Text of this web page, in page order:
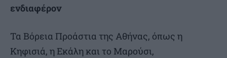
ενδιαφέρον
Τα Βόρεια Προάστια της Αθήνας, όπως η
Κηφισιά, η Εκάλη και το Μαρούσι,